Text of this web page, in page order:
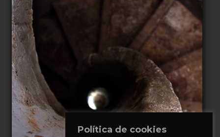
Política de cookies